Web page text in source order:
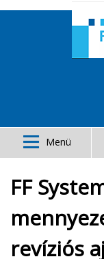
Menü
FF
revíziós